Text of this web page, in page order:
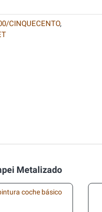
CINQUECENTO,
Metalizado
coche básico